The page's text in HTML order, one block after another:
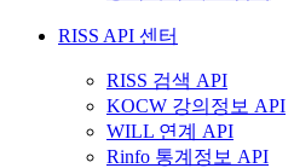
RISS API 센터
RISS 검색 API
KOCW 강의정보 API
WILL 연계 API
Rinfo 통계정보 API